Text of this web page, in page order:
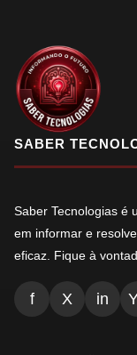
SABER
Saber Tecnologias é
em informar e
eficaz. Fique à
f X in